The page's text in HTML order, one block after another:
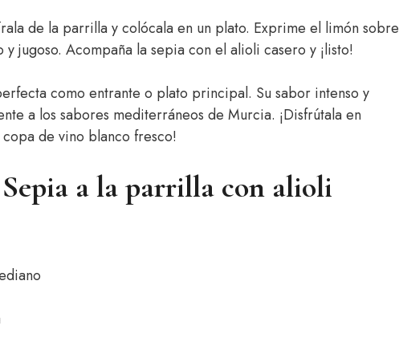
de la parrilla y colócala en un plato. Exprime el limón sobre
jugoso. Acompaña la sepia con el alioli casero y ¡listo!
como entrante o plato principal. Su sabor intenso y
a los sabores mediterráneos de Murcia. ¡Disfrútala en
de vino blanco fresco!
a la parrilla con alioli